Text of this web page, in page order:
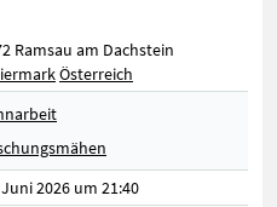
Ramsau am Dachstein
Österreich
2026 um 21:40